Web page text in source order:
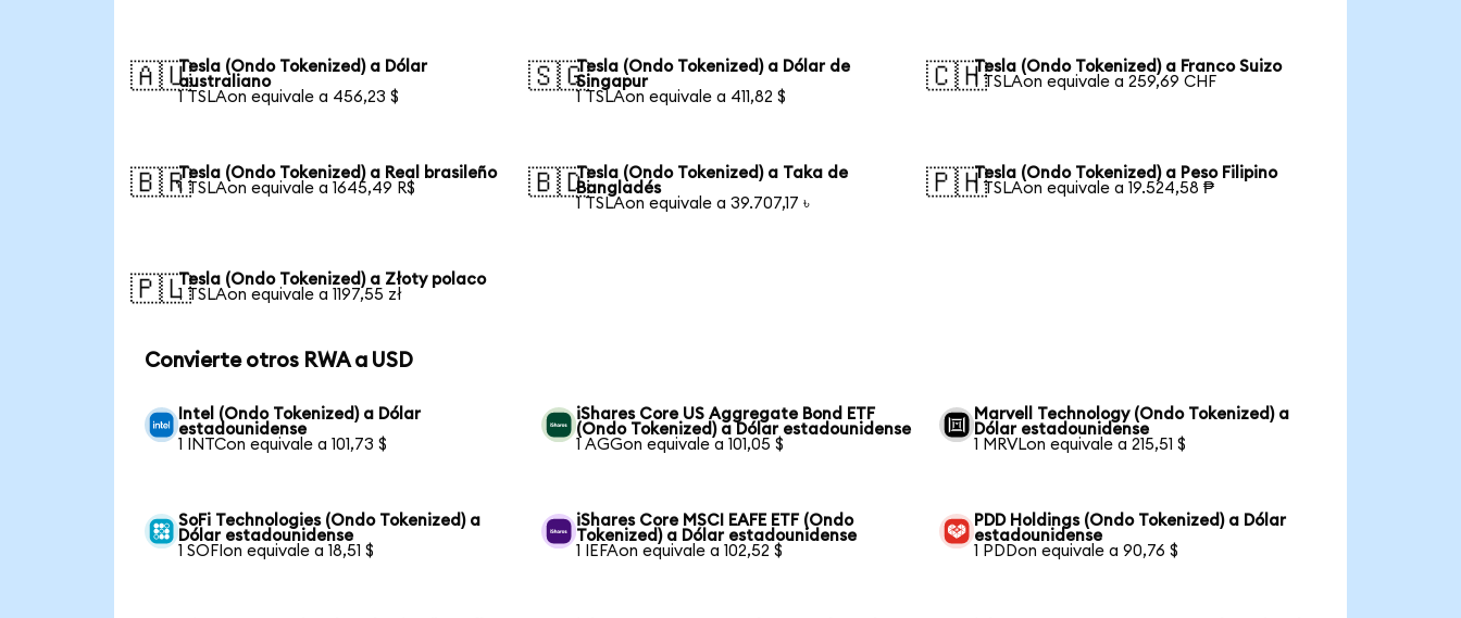
🇦🇺Tesla (Ondo Tokenized) a Dólar
australiano
1 TSLAon equivale a 456,23 $
🇸🇬Tesla (Ondo Tokenized) a Dólar de
Singapur
1 TSLAon equivale a 411,82 $
🇨🇭Tesla (Ondo Tokenized) a Franco Suizo
1 TSLAon equivale a 259,69 CHF
🇧🇷Tesla (Ondo Tokenized) a Real brasileño
1 TSLAon equivale a 1645,49 R$
🇧🇩Tesla (Ondo Tokenized) a Taka de
Bangladés
1 TSLAon equivale a 39.707,17 ৳
🇵🇭Tesla (Ondo Tokenized) a Peso Filipino
1 TSLAon equivale a 19.524,58 ₱
🇵🇱Tesla (Ondo Tokenized) a Złoty polaco
1 TSLAon equivale a 1197,55 zł
Convierte otros RWA a USD
Intel (Ondo Tokenized) a Dólar
estadounidense
1 INTCon equivale a 101,73 $
iShares Core US Aggregate Bond ETF
(Ondo Tokenized) a Dólar estadounidense
1 AGGon equivale a 101,05 $
Marvell Technology (Ondo Tokenized) a
Dólar estadounidense
1 MRVLon equivale a 215,51 $
SoFi Technologies (Ondo Tokenized) a
Dólar estadounidense
1 SOFIon equivale a 18,51 $
iShares Core MSCI EAFE ETF (Ondo
Tokenized) a Dólar estadounidense
1 IEFAon equivale a 102,52 $
PDD Holdings (Ondo Tokenized) a Dólar
estadounidense
1 PDDon equivale a 90,76 $